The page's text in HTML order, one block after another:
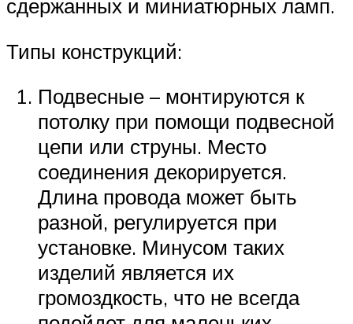
сдержанных и миниатюрных ламп.
Типы конструкций:
Подвесные – монтируются к
потолку при помощи подвесной
цепи или струны. Место
соединения декорируется.
Длина провода может быть
разной, регулируется при
установке. Минусом таких
изделий является их
громоздкость, что не всегда